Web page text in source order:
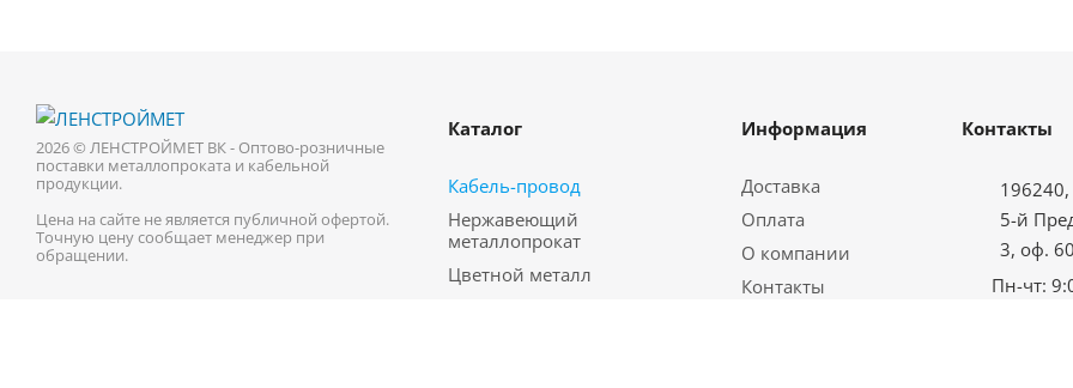
2026 © ЛЕНСТРОЙМЕТ ВК - Оптово-розничные
поставки металлопроката и кабельной
продукции.
Цена на сайте не является публичной офертой.
Точную цену сообщает менеджер при
обращении.
Каталог
Кабель-провод
Нержавеющий
металлопрокат
Цветной металл
Информация
Доставка
Оплата
О компании
Контакты
Контакты
196240,
5-й
3, оф.
Пн-чт: